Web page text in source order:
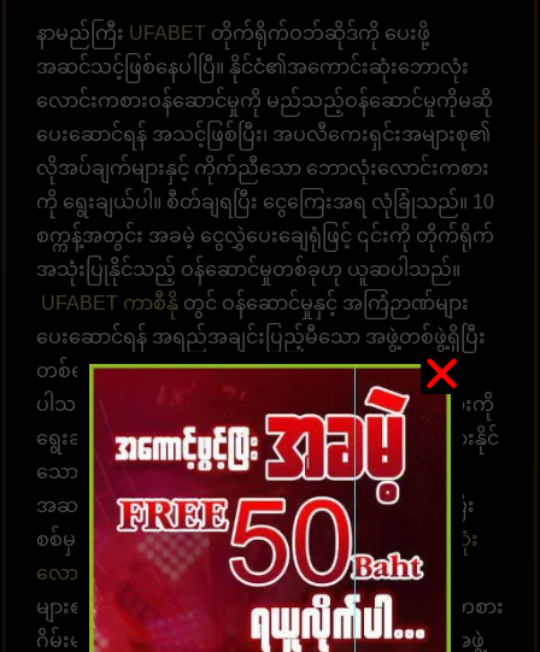
နာမည်ကြီး UFABET တိုက်ရိုက်ဝဘ်ဆိုဒ်ကို ပေးဖို့
အဆင်သင့်ဖြစ်နေပါပြီ။ နိုင်ငံ၏အကောင်းဆုံးဘောလုံး
လောင်းကစားဝန်ဆောင်မှုကို မည်သည့်ဝန်ဆောင်မှုကိုမဆို
ပေးဆောင်ရန် အသင့်ဖြစ်ပြီး၊ အပလီကေးရှင်းအများစု၏
လိုအပ်ချက်များနှင့် ကိုက်ညီသော ဘောလုံးလောင်းကစား
ကို ရွေးချယ်ပါ။ စီတ်ချရပြီး ငွေကြေးအရ လုံခြုံသည်။ 10
စက္ကန့်အတွင်း အခမဲ့ ငွေလွှဲပေးချေရုံဖြင့် ၎င်းကို တိုက်ရိုက်
အသုံးပြုနိုင်သည့် ဝန်ဆောင်မှုတစ်ခုဟု ယူဆပါသည်။
UFABET ကာစီနို တွင် ဝန်ဆောင်မှုနှင့် အကြံဉာဏ်များ
ပေးဆောင်ရန် အရည်အချင်းပြည့်မီသော အဖွဲ့တစ်ဖွဲ့ရှိပြီး
တစ်ရက်လျှင် 24 နာရီ အကြံဉာဏ်များ ပေးဆောင်နိုင်
ပါသည်။ အကောင့်ထဲဝင်လာပြီး လောင်းကစားဂိမ်းများကို
ရွေးချယ်ကစားပါ။ အချိန်နှင့်တစ်ပြေးညီ လောင်းကစားနိုင်
သော စနစ်ဖြစ်ပါတယ်။ အလောင်းအစားရွေးချယ်ရန်
အဆင်သင့်ဖြစ်နေပါပြီ။ ထိထိရောက်ရောက် မြန်ဆန်ပြီး
စစ်မှန်သော ပေးချေမှုများ၊ နံပါတ် 1 တိုက်ရိုက်
ဘောလုံး
လောင်းကစားဝက်ဘ်ဆိုက်UFABET သည် လူအ
များ၏နှလုံးသားကို အနိုင်ယူသည်။ အွန်လိုင်းလောင်းကစား
ဂိမ်းများကို အချိန်မရွေးကစားရန် ဝန်ဆောင်မှုပေးတဲ့အဖွဲ့